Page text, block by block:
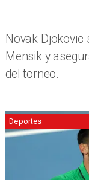
Novak Djokovic
Mensik y
del torneo.
Deportes